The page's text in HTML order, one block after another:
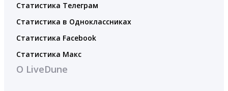
Статистика Телеграм
Статистика в Одноклассниках
Статистика Facebook
Статистика Макс
О LiveDune